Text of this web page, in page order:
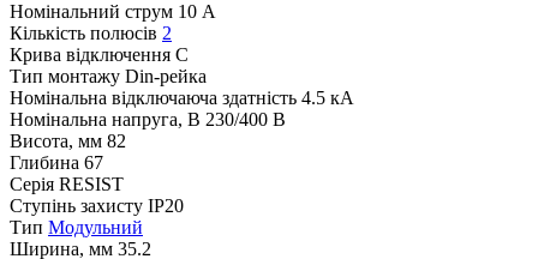
Номінальний струм 10 А
Кількість полюсів 2
Крива відключення C
Тип монтажу Din-рейка
Номінальна відключаюча здатність 4.5 кА
Номінальна напруга, В 230/400 В
Висота, мм 82
Глибина 67
Серія RESIST
Ступінь захисту IP20
Тип Модульний
Ширина, мм 35.2